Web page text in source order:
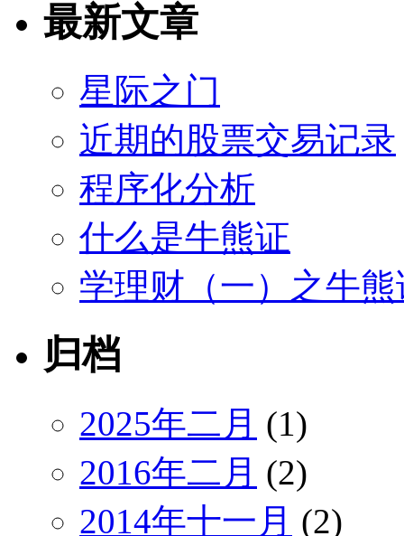
最新文章
星际之门
近期的股票交易记录
程序化分析
什么是牛熊证
学理财（一）之牛
归档
2025年二月 (1)
2016年二月 (2)
2014年十一月 (2)